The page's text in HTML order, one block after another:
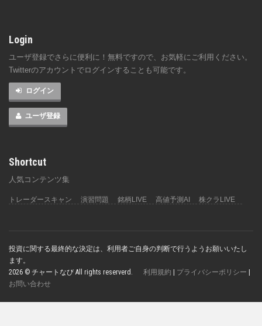
Login
ユーザ登録でさらに便利に！無料ですので、お気軽にご利用ください。
Twitterのアカウントでログインすることも可能です。
ログイン
ユーザ登録
Shortcut
人気コンテンツ集
トレーダースキャン 演習問題 銘柄LIVE 高値予測AI 株クラLIVE
投資に関する最終的な決定は、利用者ご自身の判断で行うようお願いいたし
ます。
2026 © チャートなび All rights reserverd. 利用規約 | プライバシーポリシー |
お問い合わせ